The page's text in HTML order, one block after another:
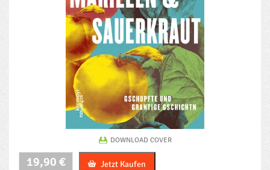
DOWNLOAD COVER
19,90 € Jetzt Kaufen